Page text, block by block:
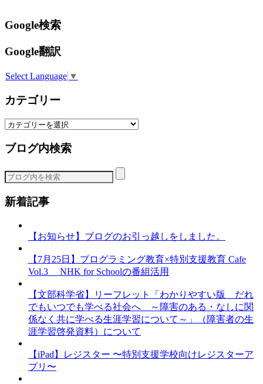
Google検索
Google翻訳
Select Language ▼
カテゴリー
カ
ゴ
ー
ブログ内検索
新着記事
【お知らせ】ブログのお引っ越しをしました。
【7月25日】プログラミング教育×特別支援教育 Cafe
Vol.3 NHK for Schoolの番組活用
【文部科学省】リーフレット「わかりやすい版 だれ
でもいつでも学べる社会へ ～障害のある・なしに関
係なく共に学べる生涯学習について～」（障害者の生
涯学習啓発資料）について
【iPad】レジスター 〜特別支援学校向けレジスターア
プリ〜